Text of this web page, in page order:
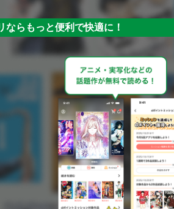
ならもっと便利で快適に！